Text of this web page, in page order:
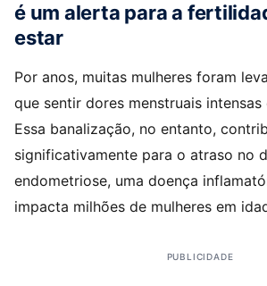
é um alerta para a
estar
Por anos, muitas mulheres foram levadas a acreditar
que sentir dores menstruais intensas
Essa banalização, no entanto,
significativamente para o atraso no
endometriose, uma doença
impacta milhões de mulheres em
PUBLICIDADE